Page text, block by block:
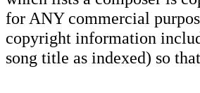
for ANY commercial
copyright information
song title as indexed) so